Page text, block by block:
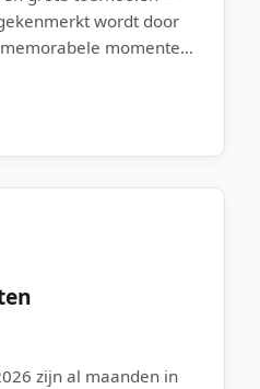
wordt door
momenten
2010 tot de
geen ander hoe het
zijn al maanden in